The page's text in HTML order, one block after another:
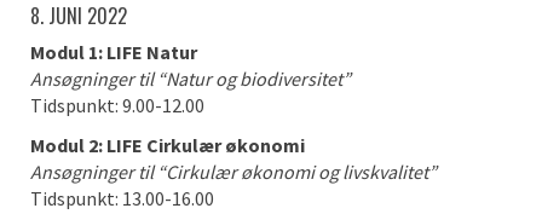
8. JUNI 2022
Modul 1: LIFE Natur
Ansøgninger til “Natur og biodiversitet”
Tidspunkt: 9.00-12.00
Modul 2: LIFE Cirkulær økonomi
Ansøgninger til “Cirkulær økonomi og livskvalitet”
Tidspunkt: 13.00-16.00